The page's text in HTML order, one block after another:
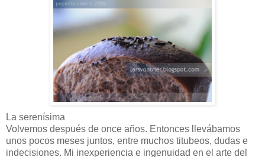
La serenísima
Volvemos después de once años. Entonces llevábamos
unos pocos meses juntos, entre muchos titubeos, dudas e
indecisiones. Mi inexperiencia e ingenuidad en el arte del